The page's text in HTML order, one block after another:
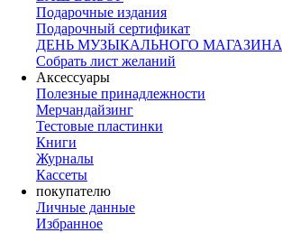
Подарочные издания
Подарочный сертификат
ДЕНЬ МУЗЫКАЛЬНОГО МАГАЗИНА
Собрать лист желаний
Аксессуары
Полезные принадлежности
Мерчандайзинг
Тестовые пластинки
Книги
Журналы
Кассеты
покупателю
Личные данные
Избранное